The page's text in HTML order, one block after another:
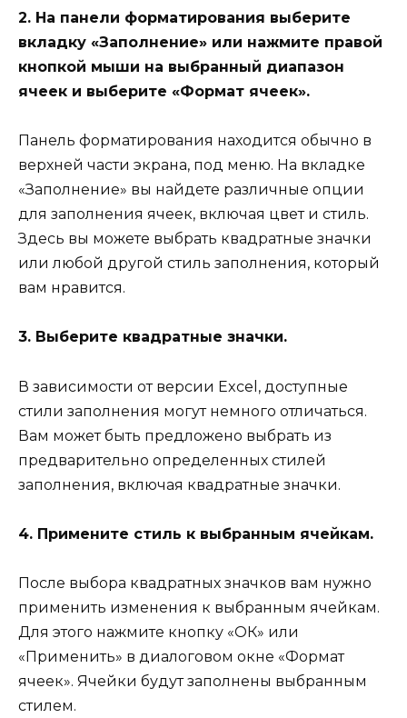
2. На панели форматирования выберите
вкладку «Заполнение» или нажмите правой
кнопкой мыши на выбранный диапазон
ячеек и выберите «Формат ячеек».
Панель форматирования находится обычно в
верхней части экрана, под меню. На вкладке
«Заполнение» вы найдете различные опции
для заполнения ячеек, включая цвет и стиль.
Здесь вы можете выбрать квадратные значки
или любой другой стиль заполнения, который
вам нравится.
3. Выберите квадратные значки.
В зависимости от версии Excel, доступные
стили заполнения могут немного отличаться.
Вам может быть предложено выбрать из
предварительно определенных стилей
заполнения, включая квадратные значки.
4. Примените стиль к выбранным ячейкам.
После выбора квадратных значков вам нужно
применить изменения к выбранным ячейкам.
Для этого нажмите кнопку «ОК» или
«Применить» в диалоговом окне «Формат
ячеек». Ячейки будут заполнены выбранным
стилем.